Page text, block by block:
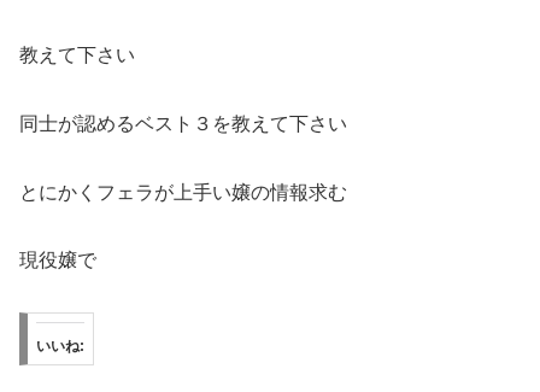
教えて下さい
同士が認めるベスト３を教えて下さい
とにかくフェラが上手い嬢の情報求む
現役嬢で
いいね: